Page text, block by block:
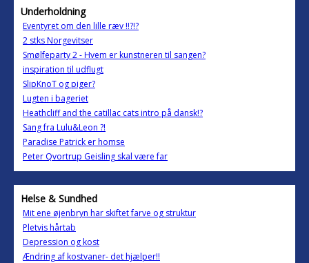
Underholdning
Eventyret om den lille ræv !!?!?
2 stks Norgevitser
Smølfeparty 2 - Hvem er kunstneren til sangen?
inspiration til udflugt
SlipKnoT og piger?
Lugten i bageriet
Heathcliff and the catillac cats intro på dansk!?
Sang fra Lulu&Leon ?!
Paradise Patrick er homse
Peter Qvortrup Geisling skal være far
Helse & Sundhed
Mit ene øjenbryn har skiftet farve og struktur
Pletvis hårtab
Depression og kost
Ændring af kostvaner- det hjælper!!